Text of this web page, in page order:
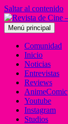
Saltar al contenido
Menú principal
Comunidad
Inicio
Noticias
Entrevistas
Reviews
AnimeComic
Youtube
Instagram
Studios